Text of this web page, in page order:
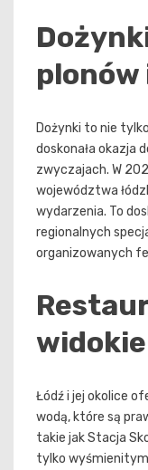
Dożynki to nie
doskonała okazja
zwyczajach. W
województwa
wydarzenia. To
regionalnych
organizowanych
Łódź i jej okolice
wodą, które są
takie jak Stacja
tylko